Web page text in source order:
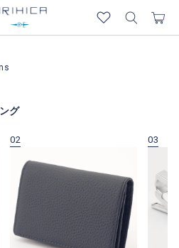
グ
02 03